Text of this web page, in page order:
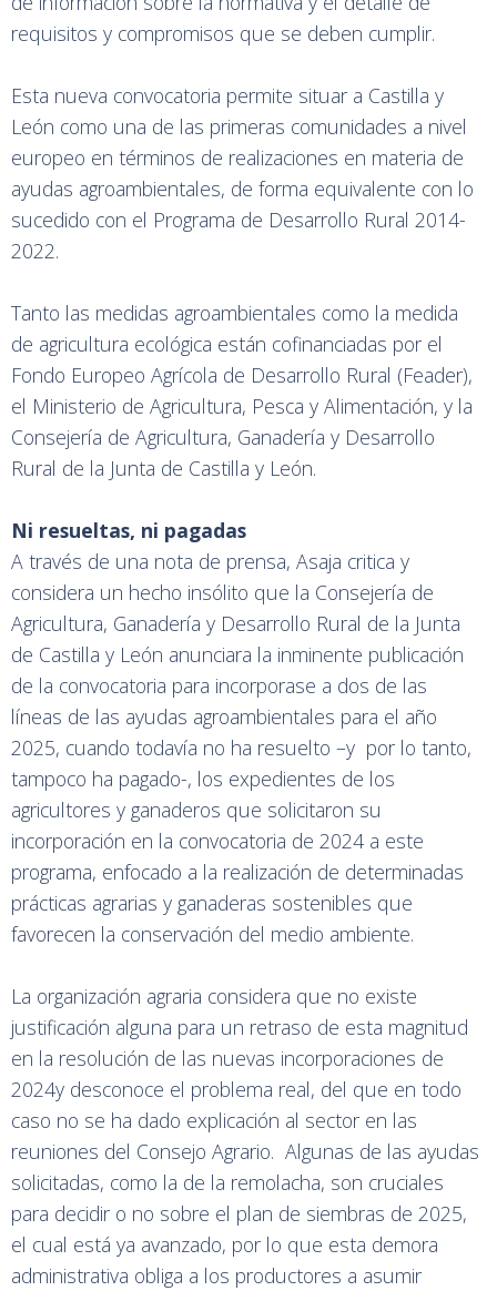
requisitos y compromisos que se deben cumplir.
Esta nueva convocatoria permite situar a Castilla y
León como una de las primeras comunidades a nivel
europeo en términos de realizaciones en materia de
ayudas agroambientales, de forma equivalente con lo
sucedido con el Programa de Desarrollo Rural 2014-
2022.
Tanto las medidas agroambientales como la medida
de agricultura ecológica están cofinanciadas por el
Fondo Europeo Agrícola de Desarrollo Rural (Feader),
el Ministerio de Agricultura, Pesca y Alimentación, y la
Consejería de Agricultura, Ganadería y Desarrollo
Rural de la Junta de Castilla y León.
Ni resueltas, ni pagadas
A través de una nota de prensa, Asaja critica y
considera un hecho insólito que la Consejería de
Agricultura, Ganadería y Desarrollo Rural de la Junta
de Castilla y León anunciara la inminente publicación
de la convocatoria para incorporase a dos de las
líneas de las ayudas agroambientales para el año
2025, cuando todavía no ha resuelto –y por lo tanto,
tampoco ha pagado-, los expedientes de los
agricultores y ganaderos que solicitaron su
incorporación en la convocatoria de 2024 a este
programa, enfocado a la realización de determinadas
prácticas agrarias y ganaderas sostenibles que
favorecen la conservación del medio ambiente.
La organización agraria considera que no existe
justificación alguna para un retraso de esta magnitud
en la resolución de las nuevas incorporaciones de
2024y desconoce el problema real, del que en todo
caso no se ha dado explicación al sector en las
reuniones del Consejo Agrario. Algunas de las ayudas
solicitadas, como la de la remolacha, son cruciales
para decidir o no sobre el plan de siembras de 2025,
el cual está ya avanzado, por lo que esta demora
administrativa obliga a los productores a asumir